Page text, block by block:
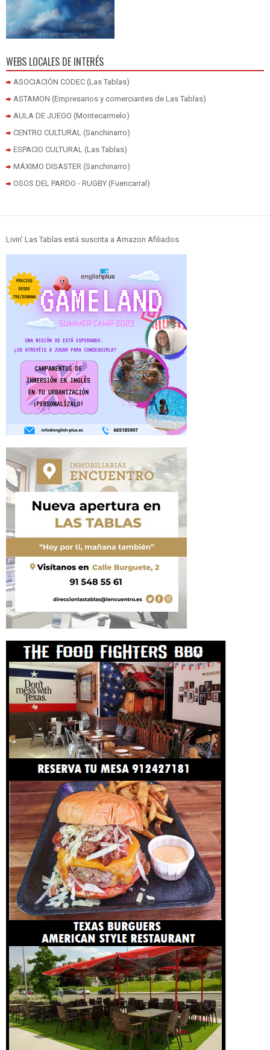
WEBS LOCALES DE INTERÉS
ASOCIACIÓN CODEC (Las Tablas)
ASTAMON (Empresarios y comerciantes de Las Tablas)
AULA DE JUEGO (Montecarmelo)
CENTRO CULTURAL (Sanchinarro)
ESPACIO CULTURAL (Las Tablas)
MÁXIMO DISASTER (Sanchinarro)
OSOS DEL PARDO - RUGBY (Fuencarral)
Livin' Las Tablas está suscrita a Amazon Afiliados